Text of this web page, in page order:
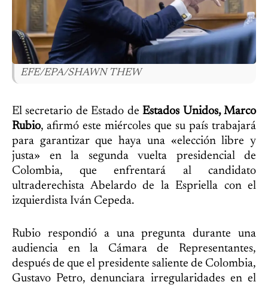
EFE/EPA/SHAWN THEW
El secretario de Estado deEstados Unidos, Marco
Rubio, afirmó este miércoles que su país trabajará
para garantizar que haya una «elección libre y
justa» en la segunda vuelta presidencial de
Colombia, que enfrentará al candidato
ultraderechista Abelardo de la Espriella con el
izquierdista Iván Cepeda.
Rubio respondió a una pregunta durante una
audiencia en la Cámara de Representantes,
después de que el presidente saliente de Colombia,
Gustavo Petro, denunciara irregularidades en el